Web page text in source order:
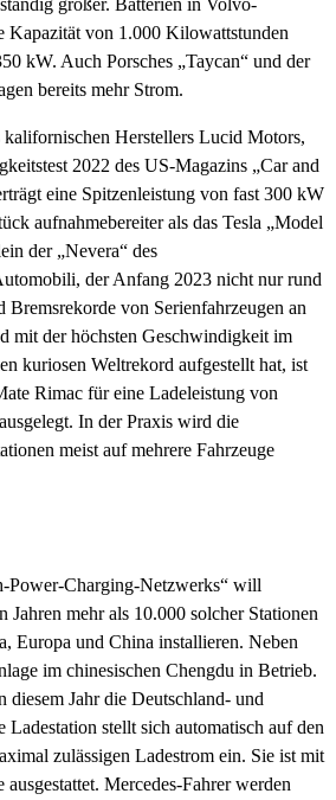
Kapazität von 1.000 Kilowattstunden
kW. Auch Porsches „Taycan“ und der
bereits mehr Strom.
Herstellers Lucid Motors,
2022 des US-Magazins „Car and
eine Spitzenleistung von fast 300 kW
aufnahmebereiter als das Tesla „Model
der „Nevera“ des
der Anfang 2023 nicht nur rund
Bremsrekorde von Serienfahrzeugen an
mit der höchsten Geschwindigkeit im
kuriosen Weltrekord aufgestellt hat, ist
Rimac für eine Ladeleistung von
In der Praxis wird die
meist auf mehrere Fahrzeuge
Power-Charging-Netzwerks“ will
Jahren mehr als 10.000 solcher Stationen
Europa und China installieren. Neben
im chinesischen Chengdu in Betrieb.
Jahr die Deutschland- und
Ladestation stellt sich automatisch auf den
zulässigen Ladestrom ein. Sie ist mit
ausgestattet. Mercedes-Fahrer werden